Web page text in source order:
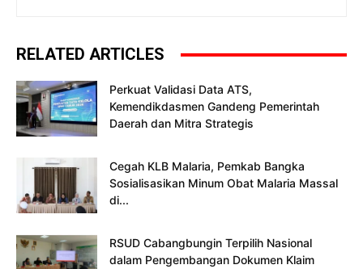
RELATED ARTICLES
Perkuat Validasi Data ATS,
Kemendikdasmen Gandeng Pemerintah
Daerah dan Mitra Strategis
Cegah KLB Malaria, Pemkab Bangka
Sosialisasikan Minum Obat Malaria Massal
di...
RSUD Cabangbungin Terpilih Nasional
dalam Pengembangan Dokumen Klaim